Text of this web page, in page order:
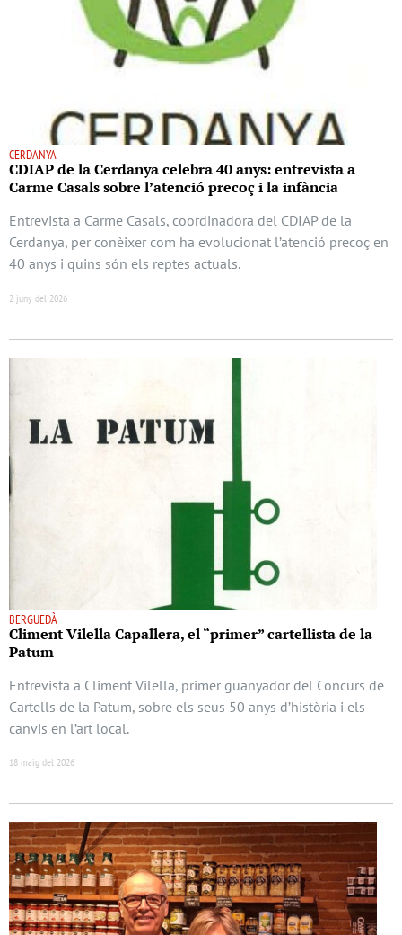
CERDANYA
CDIAP de la Cerdanya celebra 40 anys: entrevista a
Carme Casals sobre l’atenció precoç i la infància
Entrevista a Carme Casals, coordinadora del CDIAP de la
Cerdanya, per conèixer com ha evolucionat l’atenció precoç en
40 anys i quins són els reptes actuals.
2 juny del 2026
BERGUEDÀ
Climent Vilella Capallera, el “primer” cartellista de la
Patum
Entrevista a Climent Vilella, primer guanyador del Concurs de
Cartells de la Patum, sobre els seus 50 anys d’història i els
canvis en l’art local.
18 maig del 2026